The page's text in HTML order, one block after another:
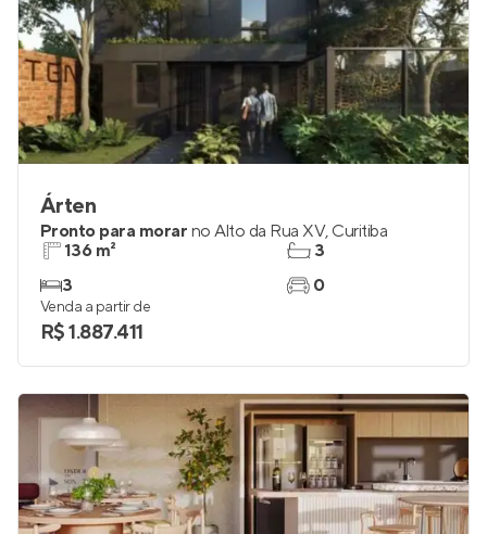
Árten
Pronto para morar no Alto da Rua XV, Curitiba
136 m²
3
3
0
Venda a partir de
R$ 1.887.411